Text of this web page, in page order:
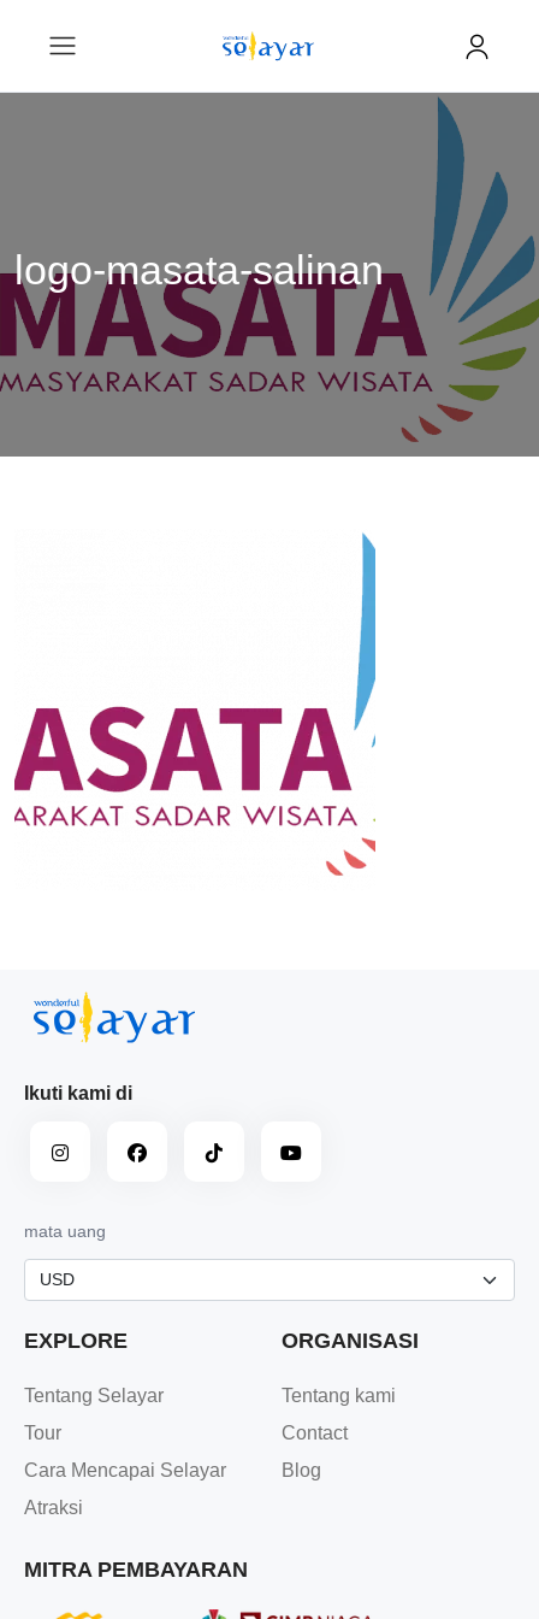
logo-masata-salinan
Ikuti kami di
mata uang
EXPLORE
Tentang Selayar
Tour
Cara Mencapai Selayar
Atraksi
ORGANISASI
Tentang kami
Contact
Blog
MITRA PEMBAYARAN